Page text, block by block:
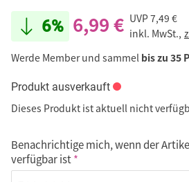
6% 6,99 € UVP7,49 €
inkl. MwSt.,
Werde Member und sammel bis zu 35
Produkt ausverkauft
Dieses Produkt ist aktuell nicht
Benachrichtige mich, wenn der
verfügbar ist